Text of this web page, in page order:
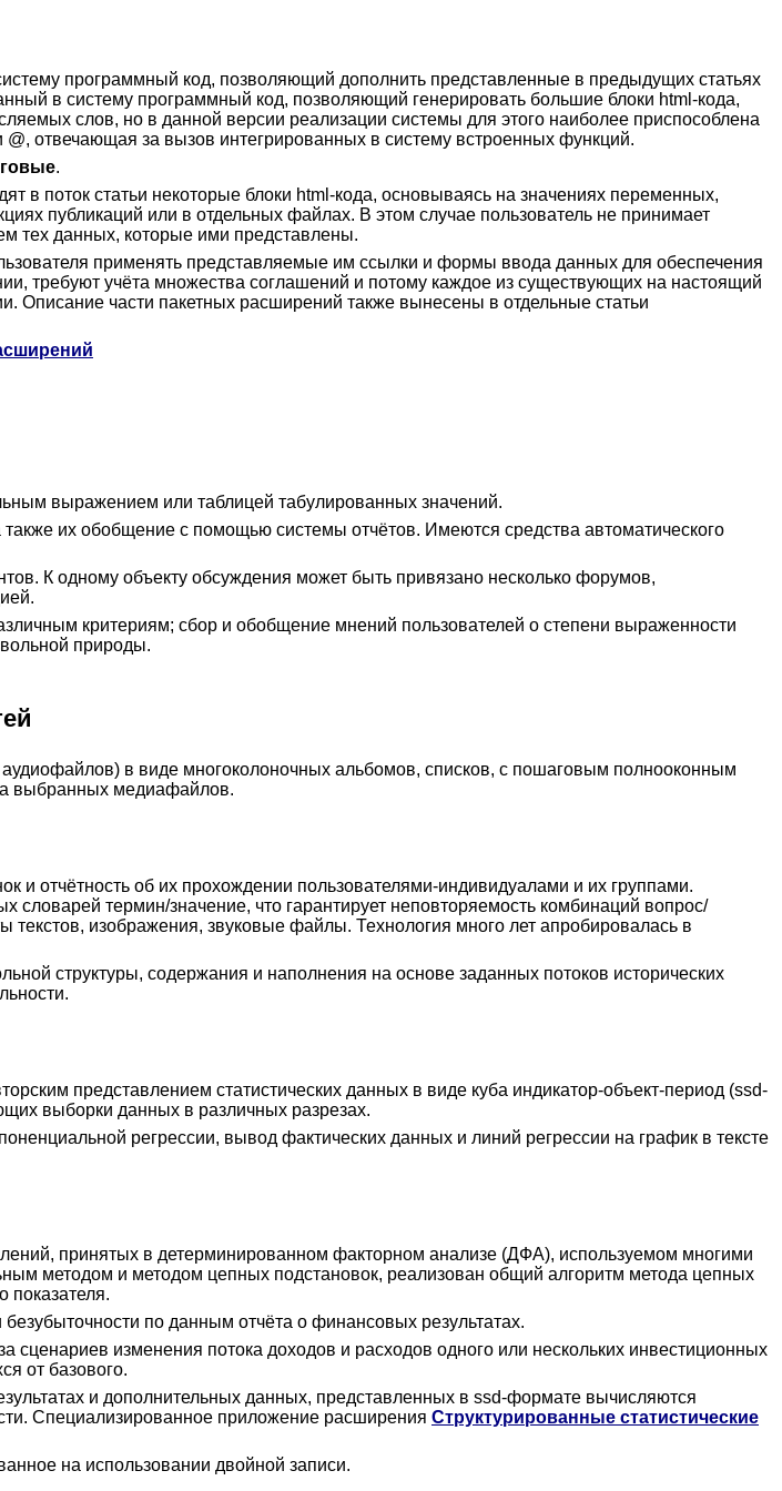
программный код, позволяющий дополнить представленные в предыдущих статьях
в систему программный код, позволяющий генерировать большие блоки html-кода,
слов, но в данной версии реализации системы для этого наиболее приспособлена
отвечающая за вызов интегрированных в систему встроенных функций.
.
в поток статьи некоторые блоки html-кода, основываясь на значениях переменных,
публикаций или в отдельных файлах. В этом случае пользователь не принимает
тех данных, которые ими представлены.
применять представляемые им ссылки и формы ввода данных для обеспечения
требуют учёта множества соглашений и потому каждое из существующих на настоящий
Описание части пакетных расширений также вынесены в отдельные статьи
выражением или таблицей табулированных значений.
их обобщение с помощью системы отчётов. Имеются средства автоматического
К одному объекту обсуждения может быть привязано несколько форумов,
критериям; сбор и обобщение мнений пользователей о степени выраженности
природы.
в виде многоколоночных альбомов, списков, с пошаговым полнооконным
выбранных медиафайлов.
и отчётность об их прохождении пользователями-индивидуалами и их группами.
словарей термин/значение, что гарантирует неповторяемость комбинаций вопрос/
изображения, звуковые файлы. Технология много лет апробировалась в
структуры, содержания и наполнения на основе заданных потоков исторических
представлением статистических данных в виде куба индикатор-объект-период (ssd-
выборки данных в различных разрезах.
регрессии, вывод фактических данных и линий регрессии на график в тексте
принятых в детерминированном факторном анализе (ДФА), используемом многими
методом и методом цепных подстановок, реализован общий алгоритм метода цепных
показателя.
по данным отчёта о финансовых результатах.
сценариев изменения потока доходов и расходов одного или нескольких инвестиционных
от базового.
и дополнительных данных, представленных в ssd-формате вычисляются
Специализированное приложение расширения Структурированные статистические
на использовании двойной записи.